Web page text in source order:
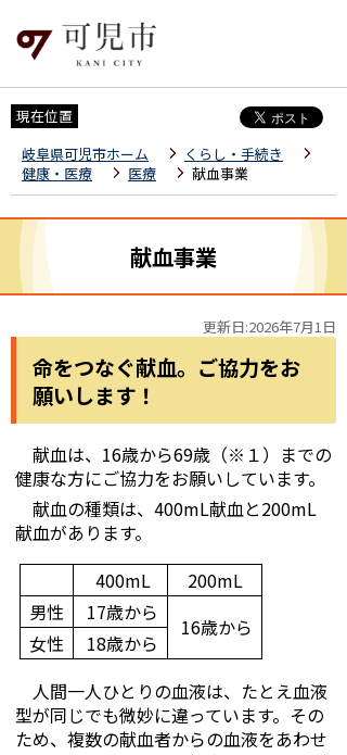
現在位置
岐阜県可児市ホーム
くらし・手続き
健康・医療
医療 献血事業
献血事業
更新日:2026年7月1日
命をつなぐ献血。ご協力をお
願いします！
献血は、16歳から69歳（※１）までの
健康な方にご協力をお願いしています。
献血の種類は、400mL献血と200mL
献血があります。
400mL
200mL
男性
17歳から
16歳から
女性
18歳から
人間一人ひとりの血液は、たとえ血液
型が同じでも微妙に違っています。その
ため、複数の献血者からの血液をあわせ